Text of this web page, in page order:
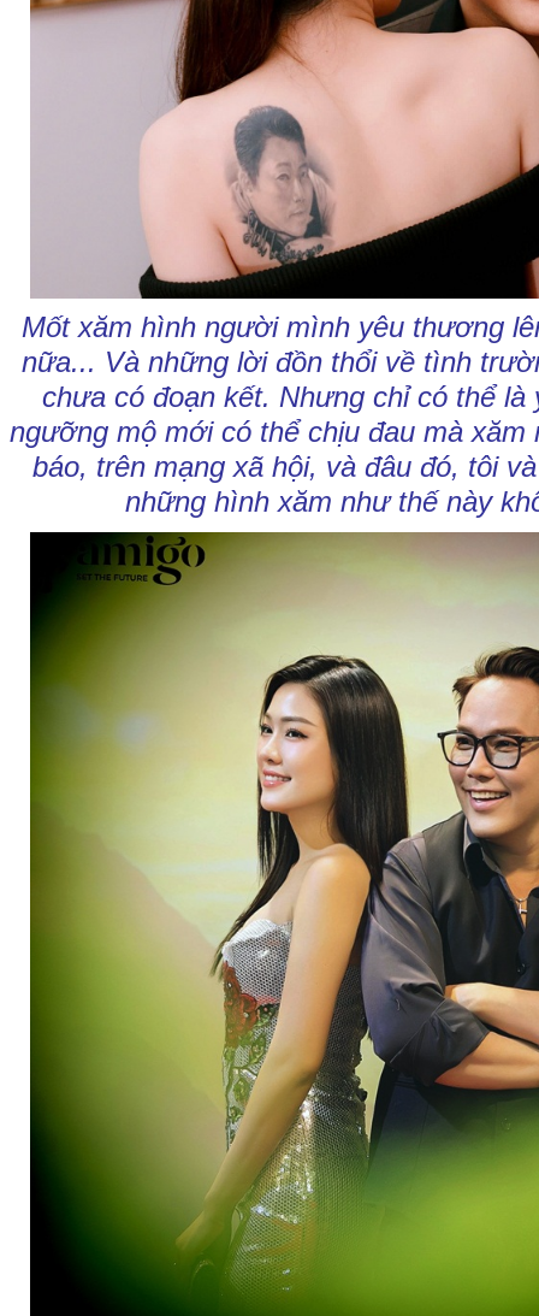
Mốt xăm hình người mình yêu thương
nữa... Và những lời đồn thổi về tình
chưa có đoạn kết. Nhưng chỉ có thể là
ngưỡng mộ mới có thể chịu đau mà
báo, trên mạng xã hội, và đâu đó, tôi
những hình xăm như thế này